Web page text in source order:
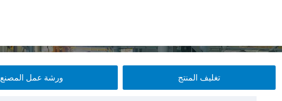
ورشة عمل المصنع تغليف المنتج